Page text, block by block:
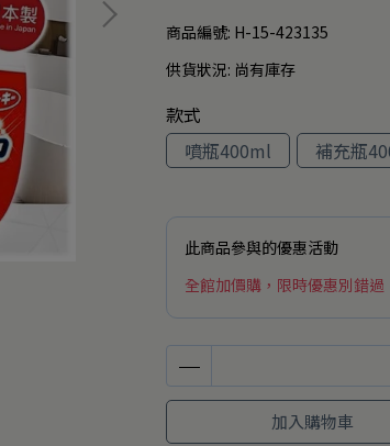
商品編號: H-15-423135
供貨狀況: 尚有庫存
款式
噴瓶400ml
補充瓶
此商品參與的優惠活動
全館加價購，限時優惠別錯過
加入購物車